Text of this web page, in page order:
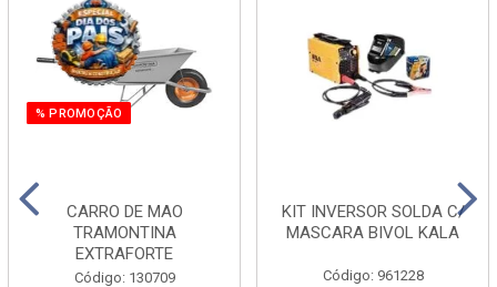
% PROMOÇÃO
CARRO DE MAO
TRAMONTINA
EXTRAFORTE
Código: 130709
KIT INVERSOR SOLDA C/
MASCARA BIVOL KALA
Código: 961228